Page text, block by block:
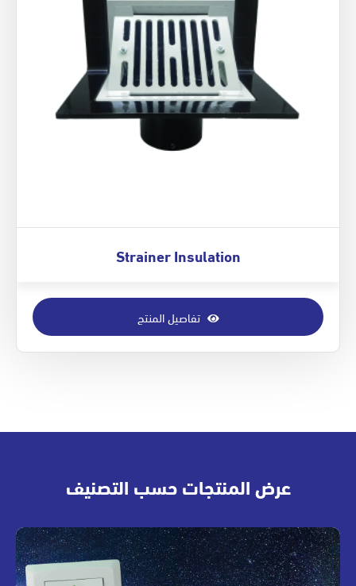
Strainer Insulation
تفاصيل المنتج
عرض المنتجات حسب التصنيف